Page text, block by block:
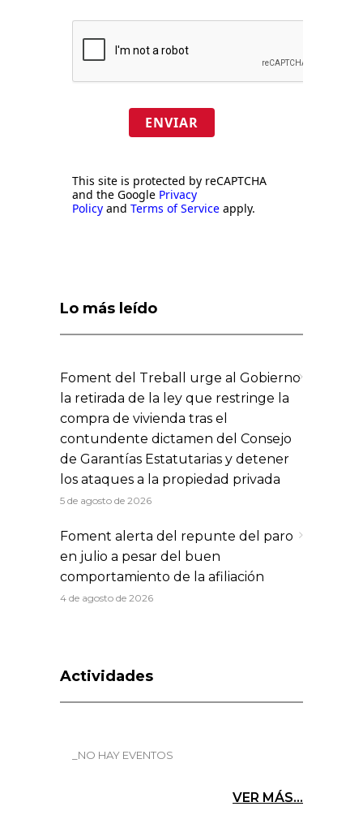
ENVIAR
This site is protected by reCAPTCHA
and the Google Privacy
Policy and Terms of Service apply.
Lo más leído
Foment del Treball urge al Gobierno
la retirada de la ley que restringe la
compra de vivienda tras el
contundente dictamen del Consejo
de Garantías Estatutarias y detener
los ataques a la propiedad privada
5 de agosto de 2026
Foment alerta del repunte del paro
en julio a pesar del buen
comportamiento de la afiliación
4 de agosto de 2026
Actividades
_NO HAY EVENTOS
VER MÁS...